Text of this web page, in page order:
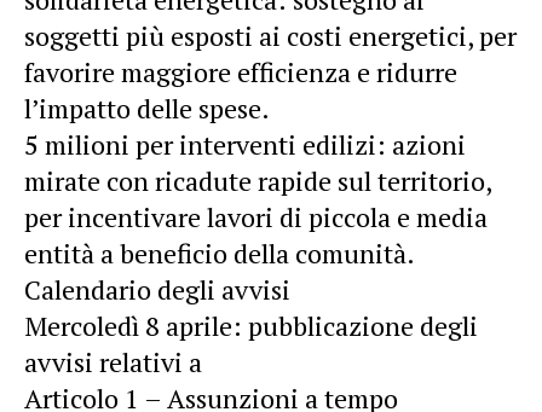
soggetti più esposti ai costi energetici, per
favorire maggiore efficienza e ridurre
l’impatto delle spese.
5 milioni per interventi edilizi: azioni
mirate con ricadute rapide sul territorio,
per incentivare lavori di piccola e media
entità a beneficio della comunità.
Calendario degli avvisi
Mercoledì 8 aprile: pubblicazione degli
avvisi relativi a
Articolo 1 – Assunzioni a tempo